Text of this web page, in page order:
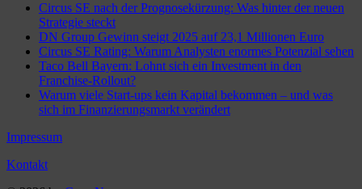
Circus SE nach der Prognosekürzung: Was hinter der neuen
Strategie steckt
DN Group Gewinn steigt 2025 auf 23,1 Millionen Euro
Circus SE Rating: Warum Analysten enormes Potenzial sehen
Taco Bell Bayern: Lohnt sich ein Investment in den
Franchise-Rollout?
Warum viele Start-ups kein Kapital bekommen – und was
sich im Finanzierungsmarkt verändert
Impressum
Kontakt